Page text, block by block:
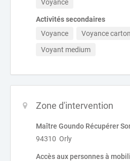
Voyance
Activités secondaires
Voyance
Voyance
Voyant medium
Zone d'intervention
Maître Goundo Récupérer
94310 Orly
Accès aux personnes à